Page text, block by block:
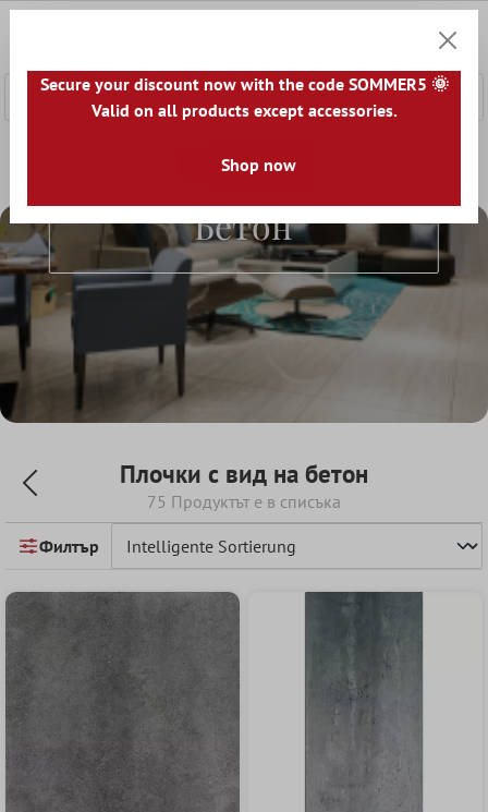
Светът на плочките
Плочки С Вид На
Бетон
Плочки с вид на бетон
75 Продуктът е в списъка
Филтър
Secure your discount now with the code SOMMER5 🌞
Valid on all products except accessories.
Shop now